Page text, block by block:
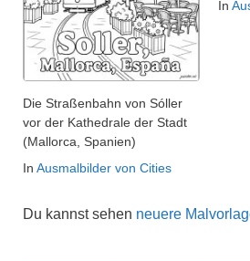
Die Straßenbahn von Sóller
vor der Kathedrale der Stadt
(Mallorca, Spanien)
In Ausmalbilder von Cities
In
Du kannst sehen neuere